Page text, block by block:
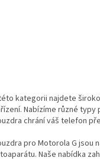
kategorii najdete
Nabízíme různé
chrání váš telefon
pro Motorola G jsou
Naše nabídka